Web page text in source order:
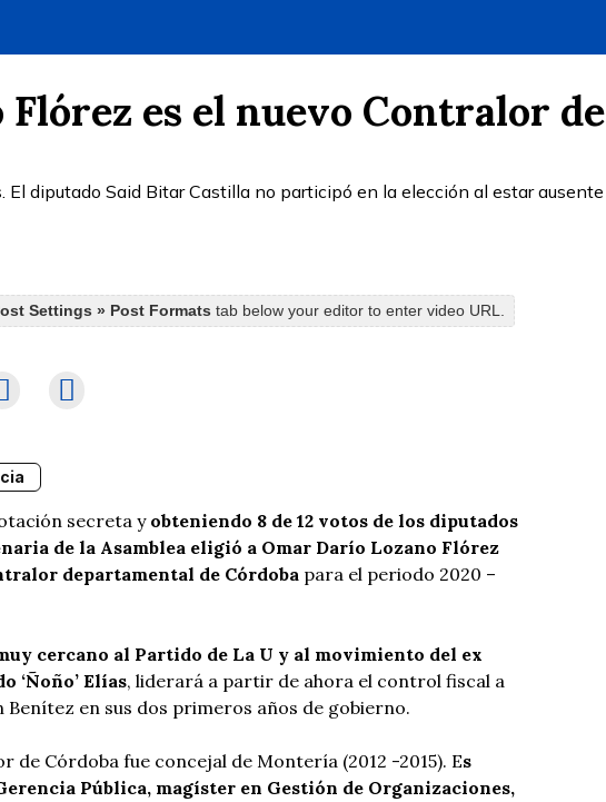
Flórez es el nuevo Contralor de
diputado Said Bitar Castilla no participó en la elección al estar ausente
Settings » Post Formats tab below your editor to enter video URL.
secreta y obteniendo 8 de 12 votos de los diputados
de la Asamblea eligió a Omar Darío Lozano Flórez
departamental de Córdoba para el periodo 2020 –
cercano al Partido de La U y al movimiento del ex
‘Ñoño’ Elías, liderará a partir de ahora el control fiscal a
en sus dos primeros años de gobierno.
de Córdoba fue concejal de Montería (2012 -2015). Es
Pública, magíster en Gestión de Organizaciones,